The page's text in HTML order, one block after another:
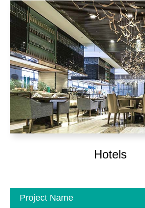
Hotels
Project Name